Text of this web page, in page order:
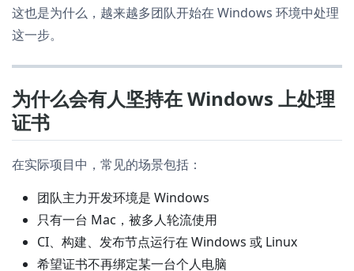
这也是为什么，越来越多团队开始在 Windows 环境中处理
这一步。
为什么会有人坚持在 Windows 上处理
证书
在实际项目中，常见的场景包括：
团队主力开发环境是 Windows
只有一台 Mac，被多人轮流使用
CI、构建、发布节点运行在 Windows 或 Linux
希望证书不再绑定某一台个人电脑